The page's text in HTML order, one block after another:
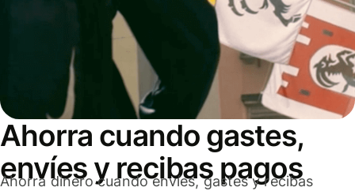
Ahorra cuando gastes,
envíes y recibas pagos
Ahorra dinero cuando envíes, gastes y recibas